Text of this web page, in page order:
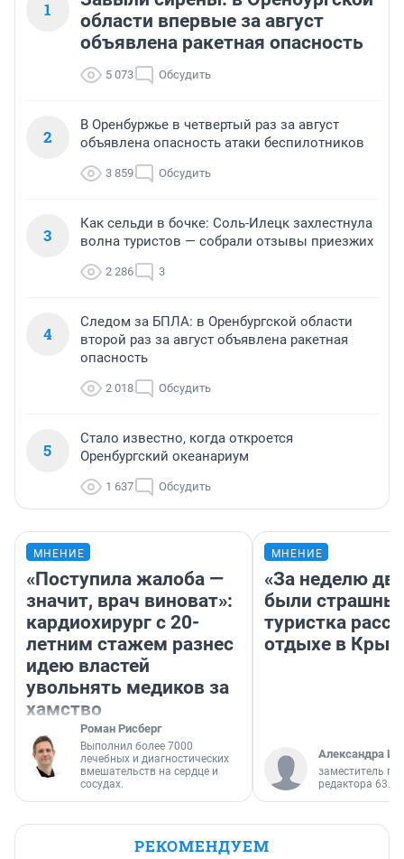
1
области впервые за август
объявлена ракетная опасность
5 073 Обсудить
2
В Оренбуржье в четвертый раз за август
объявлена опасность атаки беспилотников
3 859 Обсудить
3
Как сельди в бочке: Соль-Илецк захлестнула
волна туристов — собрали отзывы приезжих
2 286 3
4
Следом за БПЛА: в Оренбургской области
второй раз за август объявлена ракетная
опасность
2 018 Обсудить
5
Стало известно, когда откроется
Оренбургский океанариум
1 637 Обсудить
МНЕНИЕ
«Поступила жалоба —
значит, врач виноват»:
кардиохирург с 20-
летним стажем разнес
идею властей
увольнять медиков за
хамство
Роман Рисберг
Выполнил более 7000
лечебных и диагностических
вмешательств на сердце и
сосудах.
МНЕНИЕ
«За неделю
были
туристка
отдыхе в
Александра
заместитель
редактора 63.RU
РЕКОМЕНДУЕМ